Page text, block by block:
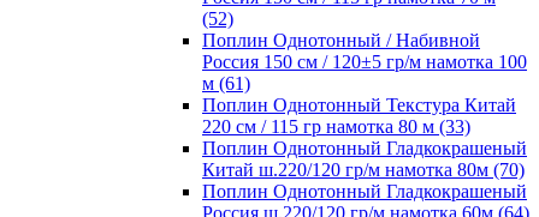
(52)
Поплин Однотонный / Набивной
Россия 150 см / 120±5 гр/м намотка 100
м (61)
Поплин Однотонный Текстура Китай
220 см / 115 гр намотка 80 м (33)
Поплин Однотонный Гладкокрашеный
Китай ш.220/120 гр/м намотка 80м (70)
Поплин Однотонный Гладкокрашеный
Россия ш.220/120 гр/м намотка 60м (64)